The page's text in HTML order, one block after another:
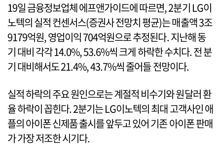
19일 금융정보업체 에프앤가이드에 따르면, 2분기 LG이
노텍의 실적 컨센서스(증권사 전망치 평균)는 매출액 3조
9179억원, 영업이익 704억원으로 추정된다. 지난해 동
기 대비 각각 14.0%, 53.6%씩 크게 하락한 수치다. 전 분
기 대비해서도 21.4%, 43.7%씩 줄어들 전망이다.
실적 하락의 주요 원인으로는 계절적 비수기와 원달러 환
율 하락이 꼽힌다. 2분기는 LG이노텍의 최대 고객사인 애
플의 아이폰 신제품 출시를 앞두고 있어 기존 아이폰 판매
가 가장 저조한 시기다.